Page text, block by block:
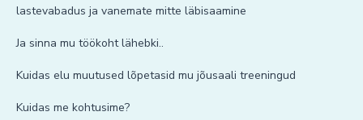
lastevabadus ja vanemate mitte läbisaamine
Ja sinna mu töökoht lähebki..
Kuidas elu muutused lõpetasid mu jõusaali treeningud
Kuidas me kohtusime?